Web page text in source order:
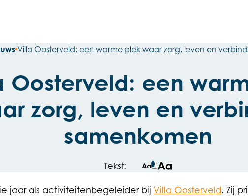
Villa Oosterveld: een warme plek waar zorg, leven en
Oosterveld: een
zorg, leven en
samenkomen
Tekst: Normale tekstgrote
Grotere tekstgrote
jaar als activiteitenbegeleider bij Villa Oosterveld. Zij